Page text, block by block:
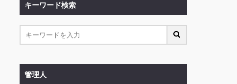
キーワード検索
管理人